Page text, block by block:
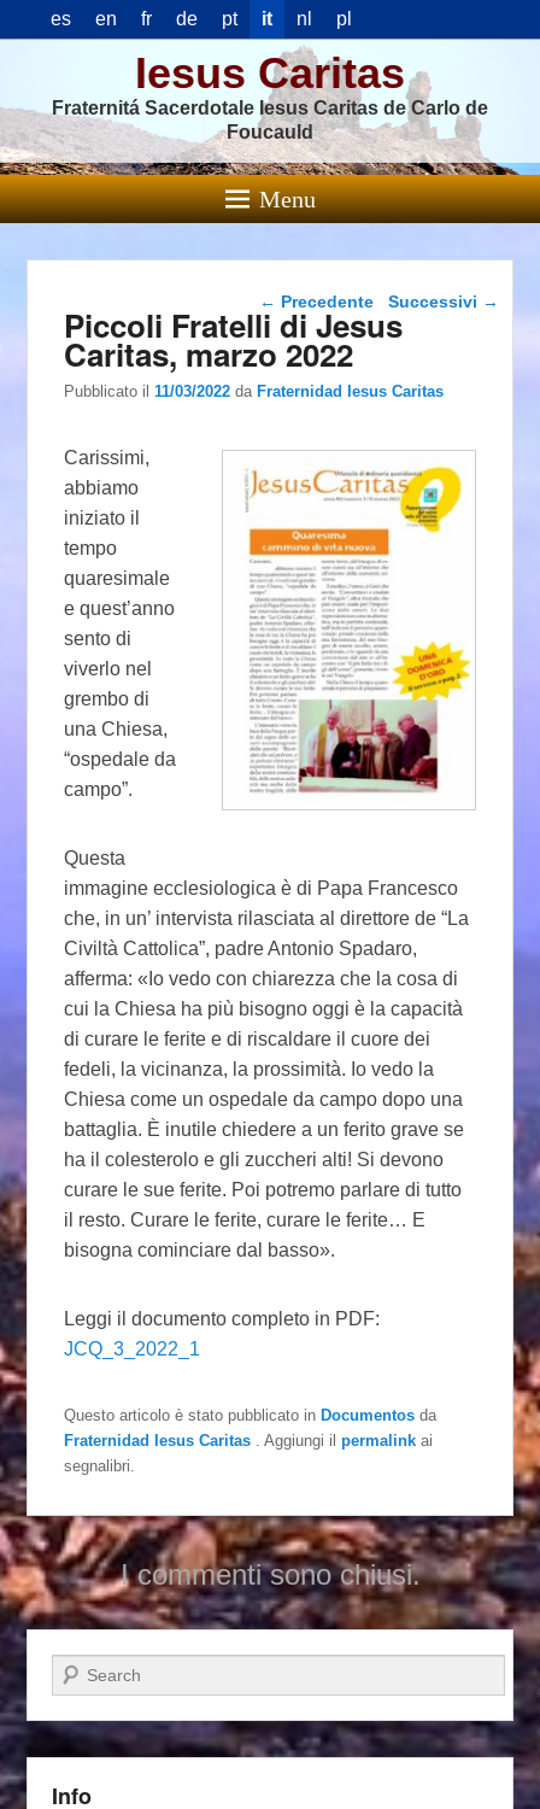
es en fr de pt it nl pl
Iesus Caritas
Fraternitá Sacerdotale Iesus Caritas de Carlo de
Foucauld
Menu
Navigazione articolo
← Precedente Successivi →
Piccoli Fratelli di Jesus
Caritas, marzo 2022
Pubblicato il11/03/2022 daFraternidad Iesus Caritas
Carissimi,
abbiamo
iniziato il
tempo
quaresimale
e quest’anno
sento di
viverlo nel
grembo di
una Chiesa,
“ospedale da
campo”.
Questa
immagine ecclesiologica è di Papa Francesco
che, in un’ intervista rilasciata al direttore de “La
Civiltà Cattolica”, padre Antonio Spadaro,
afferma: «Io vedo con chiarezza che la cosa di
cui la Chiesa ha più bisogno oggi è la capacità
di curare le ferite e di riscaldare il cuore dei
fedeli, la vicinanza, la prossimità. Io vedo la
Chiesa come un ospedale da campo dopo una
battaglia. È inutile chiedere a un ferito grave se
ha il colesterolo e gli zuccheri alti! Si devono
curare le sue ferite. Poi potremo parlare di tutto
il resto. Curare le ferite, curare le ferite… E
bisogna cominciare dal basso».
Leggi il documento completo in PDF:
JCQ_3_2022_1
Questo articolo è stato pubblicato inDocumentos da
Fraternidad Iesus Caritas
. Aggiungi ilpermalink ai
segnalibri.
I commenti sono chiusi.
Cerca
Info